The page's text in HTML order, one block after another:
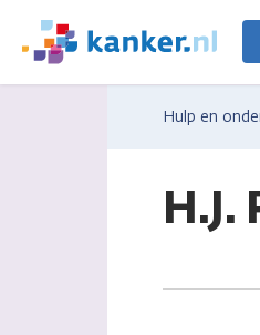
naar
We
zijn
Kanker.nl
Hulp en
H.J.